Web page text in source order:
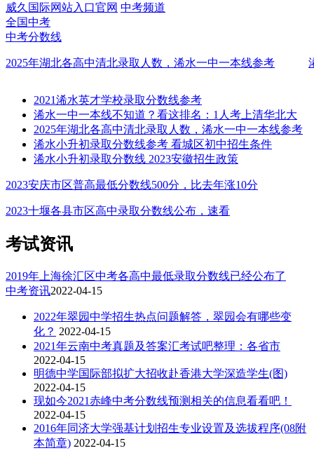
威久国际网站入口官网 中考频道
全国中考
中考分数线
2025年湖北各高中清北录取人数，浠水一中一本线参考
2021浠水英才学校录取分数线参考
浠水一中一本线不知道？看这排名：1人考上清华北大
2025年湖北各高中清北录取人数，浠水一中一本线参考
浠水小升初录取分数线参考 看城区初中招生条件
浠水小升初录取分数线 2023安徽招生政策
2023安庆市区普高最低分数线500分，比去年涨10分
2023十堰各县市区高中录取分数线公布，速看
考试资讯
2019年上海徐汇区中考各高中最低录取分数线已经公布了
中考资讯2022-04-15
2022年翠园中学招生热点问题解答，翠园会有哪些变
化？ 2022-04-15
2021年云南中考真题及答案汇考试吧整理：各省市
2022-04-15
明德中学国际部拟扩大招收赴香港大学深造学生(图)
2022-04-15
现如今2021赤峰中考分数线预测相关的信息看看吧！
2022-04-15
2016年同济大学强基计划招生专业设置及选拔程序(08附
本简章) 2022-04-15